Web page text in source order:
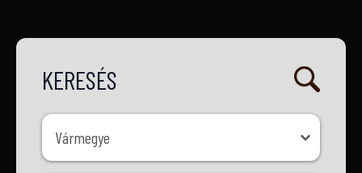
KERESÉS
Vármegye
Vármegye